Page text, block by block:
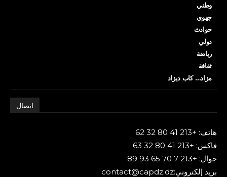
وطني
جهوي
حوادث
دولي
رياضة
ثقافة
مزاد… كاب ديزاد
اتصال
هاتف: +213 41 80 32 62
فاكس: +213 41 80 32 63
جوال: +213 7 70 65 93 89
بريد إلكتروني:contact@capdz.dz